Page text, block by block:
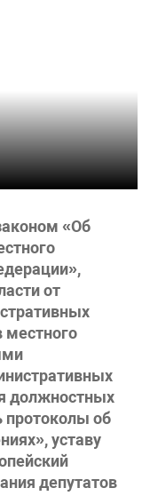
«Об
от
местного
должностных
протоколы об
уставу
депутатов